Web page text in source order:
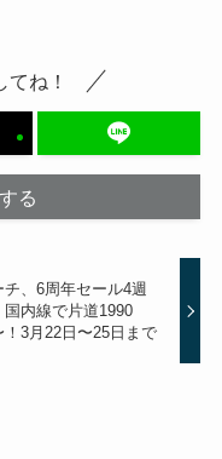
ね！
る
チ、6周年セール4週
国内線で片道1990
！3月22日〜25日まで